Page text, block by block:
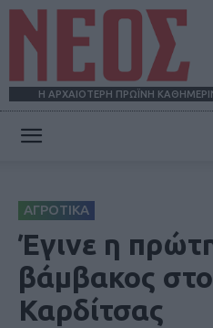
Η ΑΡΧΑΙΟΤΕΡΗ ΠΡΩΪΝΗ
ΑΓΡΟΤΙΚΑ
Έγινε η
βάμβακος
Καρδίτσας